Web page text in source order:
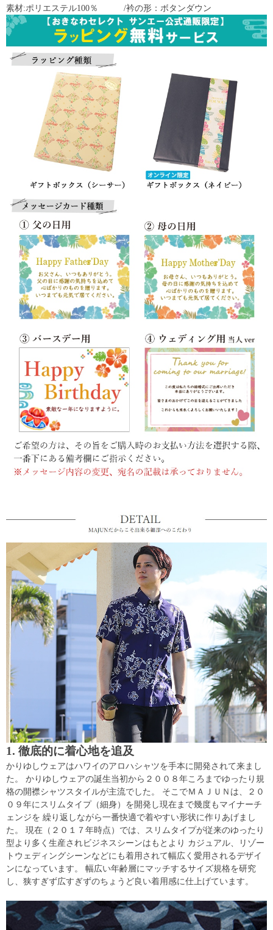
素材:ポリエステル100％ /衿の形：ボタンダウン
1. 徹底的に着心地を追及
かりゆしウェアはハワイのアロハシャツを手本に開発されて来まし
た。 かりゆしウェアの誕生当初から２００８年ころまでゆったり規
格の開襟シャツスタイルが主流でした。 そこでＭＡＪＵＮは、２０
０９年にスリムタイプ（細身）を開発し現在まで幾度もマイナーチ
ェンジを 繰り返しながら一番快適で着やすい形状に作りあげまし
た。 現在（２０１７年時点）では、スリムタイプが従来のゆったり
型より多く生産されビジネスシーンはもとより カジュアル、リゾー
トウェディングシーンなどにも着用されて幅広く愛用されるデザイ
ンになっています。 幅広い年齢層にマッチするサイズ規格を研究
し、狭すぎず広すぎずのちょうど良い着用感に仕上げています。